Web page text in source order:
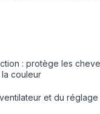
: protège les
couleur
et du réglage